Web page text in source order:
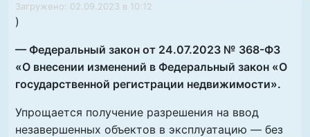
Загружено: 02.09.2023 в 10:12
)
— Федеральный закон от 24.07.2023 № 368-ФЗ
«О внесении изменений в Федеральный закон «О
государственной регистрации недвижимости».
Упрощается получение разрешения на ввод
незавершенных объектов в эксплуатацию — без